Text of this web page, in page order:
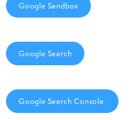
Google Sandbox
Google Search
Google Search Console